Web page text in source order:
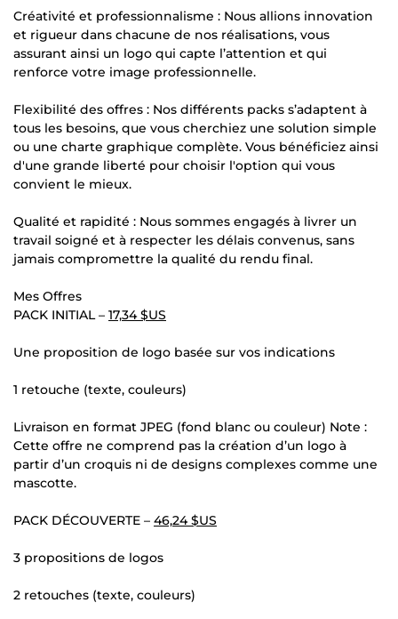
Créativité et professionnalisme : Nous allions innovation
et rigueur dans chacune de nos réalisations, vous
assurant ainsi un logo qui capte l’attention et qui
renforce votre image professionnelle.
Flexibilité des offres : Nos différents packs s’adaptent à
tous les besoins, que vous cherchiez une solution simple
ou une charte graphique complète. Vous bénéficiez ainsi
d'une grande liberté pour choisir l'option qui vous
convient le mieux.
Qualité et rapidité : Nous sommes engagés à livrer un
travail soigné et à respecter les délais convenus, sans
jamais compromettre la qualité du rendu final.
Mes Offres
PACK INITIAL – 17,34 $US
Une proposition de logo basée sur vos indications
1 retouche (texte, couleurs)
Livraison en format JPEG (fond blanc ou couleur) Note :
Cette offre ne comprend pas la création d’un logo à
partir d’un croquis ni de designs complexes comme une
mascotte.
PACK DÉCOUVERTE – 46,24 $US
3 propositions de logos
2 retouches (texte, couleurs)